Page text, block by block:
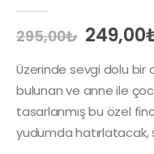
295,00₺ Orijinal
fiyat:
249,00
Üzerinde sevgi dolu bir
bulunan ve anne ile
tasarlanmış bu özel
yudumda hatırlatacak,